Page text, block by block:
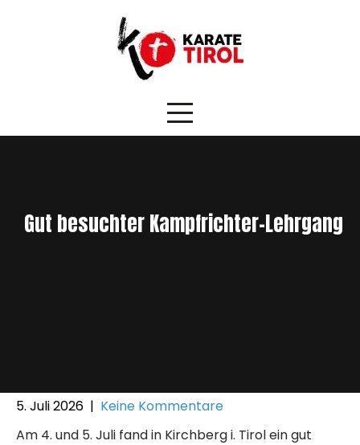
Gut besuchter Kampfrichter-Lehrgang
5. Juli 2026 | Keine Kommentare
Am 4. und 5. Juli fand in Kirchberg i. Tirol ein gut